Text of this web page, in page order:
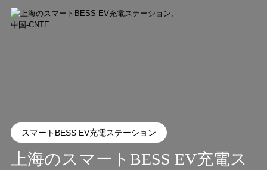
スマートBESS EV充電ステーション
上海のスマートBESS EV充電ス